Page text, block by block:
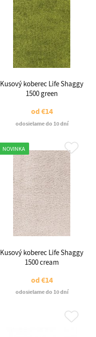
Kusový koberec Life Shaggy
1500 green
od€14
odosielame do 10 dní
NOVINKA
Kusový koberec Life Shaggy
1500 cream
od€14
odosielame do 10 dní